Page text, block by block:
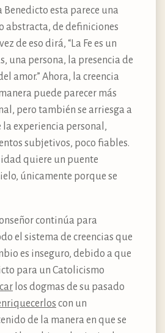
Benedicto esta parece una
abstracta, de definiciones
de eso dirá, “La Fe es un
una persona, la presencia de
amor.” Ahora, la creencia
puede parecer más
pero también se arriesga a
la experiencia personal,
subjetivos, poco fiables.
quiere un puente
únicamente porque se
continúa para
el sistema de creencias que
es inseguro, debido a que
para un Catolicismo
los dogmas de su pasado
con un
de la manera en que se